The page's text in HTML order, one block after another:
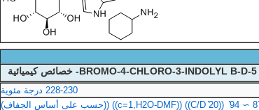
5-BROMO-4-CHLORO-3-INDOLYL B-D- خصائص كيميائية
228-230 درجة مئوية